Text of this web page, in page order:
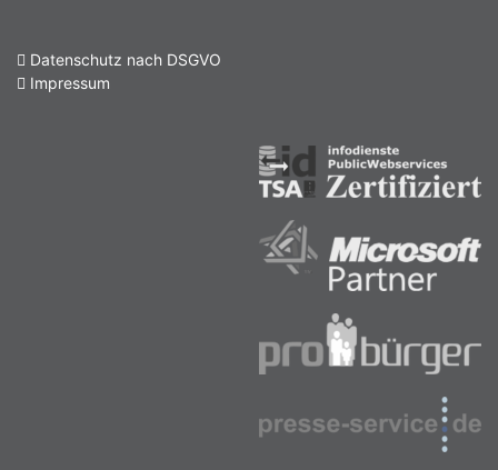
Datenschutz nach DSGVO
Impressum